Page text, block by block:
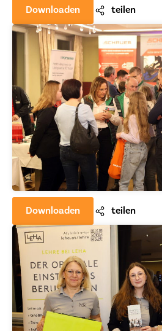
Downloaden teilen
Downloaden teilen